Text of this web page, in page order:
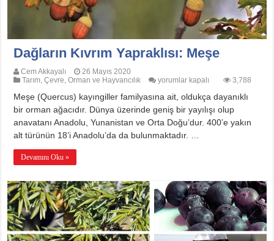
Dağların Kıvrım Yapraklısı: Meşe
Cem Akkayalı
26 Mayıs 2020
Tarım, Çevre, Orman ve Hayvancılık
Dağların
Yapraklısı:
Meşe
için
yorumlar kapalı 3,788
Meşe (Quercus) kayıngiller familyasına ait, oldukça dayanıklı
bir orman ağacıdır. Dünya üzerinde geniş bir yayılışı olup
anavatanı Anadolu, Yunanistan ve Orta Doğu’dur. 400’e yakın
alt türünün 18’i Anadolu’da da bulunmaktadır. …
Devamını Oku »